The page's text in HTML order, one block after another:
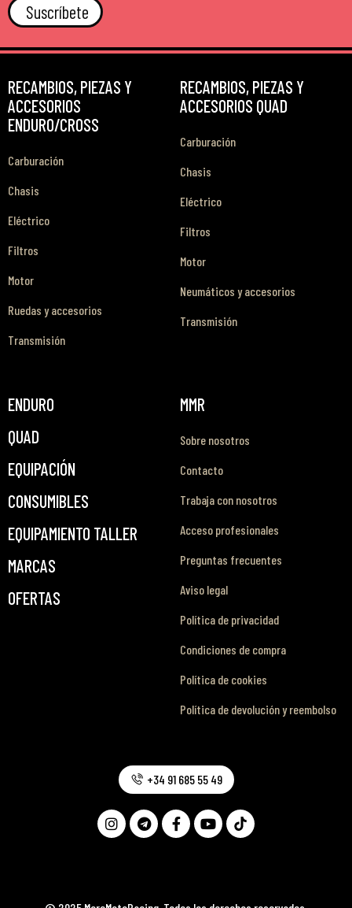
Suscríbete
RECAMBIOS, PIEZAS Y
ACCESORIOS
ENDURO/CROSS
Carburación
Chasis
Eléctrico
Filtros
Motor
Ruedas y accesorios
Transmisión
RECAMBIOS, PIEZAS Y
ACCESORIOS QUAD
Carburación
Chasis
Eléctrico
Filtros
Motor
Neumáticos y accesorios
Transmisión
ENDURO
QUAD
EQUIPACIÓN
CONSUMIBLES
EQUIPAMIENTO TALLER
MARCAS
OFERTAS
MMR
Sobre nosotros
Contacto
Trabaja con nosotros
Acceso profesionales
Preguntas frecuentes
Aviso legal
Política de privacidad
Condiciones de compra
Política de cookies
Política de devolución y reembolso
+34 91 685 55 49